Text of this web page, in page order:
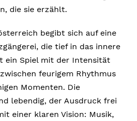
die sie erzählt.
begibt sich auf eine
die tief in das innere
ein Spiel mit der Intensität
feurigem Rhythmus
Momenten. Die
lebendig, der Ausdruck frei
einer klaren Vision: Musik,